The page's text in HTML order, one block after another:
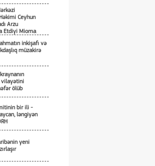
Ceyhun
Arzu
Etdiyi Mioma
Rayon
Aparılır
inkişafı və
müzakirə
vilayətini
ölüb
bir ili -
ləngiyən
yeni